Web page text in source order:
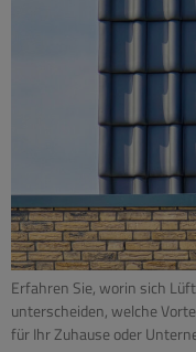
Erfahren Sie, worin sich
unterscheiden, welche
für Ihr Zuhause oder